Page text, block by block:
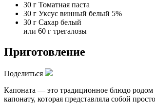
30 г Томатная паста
30 г Уксус винный белый 5%
30 г Сахар белый
или 60 г трегалозы
Приготовление
Поделиться
Капоната — это традиционное блюдо
капонату, которая представляла собой